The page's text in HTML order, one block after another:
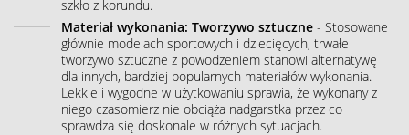
szkło z korundu.
Materiał wykonania: Tworzywo sztuczne - Stosowane
głównie modelach sportowych i dziecięcych, trwałe
tworzywo sztuczne z powodzeniem stanowi alternatywę
dla innych, bardziej popularnych materiałów wykonania.
Lekkie i wygodne w użytkowaniu sprawia, że wykonany z
niego czasomierz nie obciąża nadgarstka przez co
sprawdza się doskonale w różnych sytuacjach.